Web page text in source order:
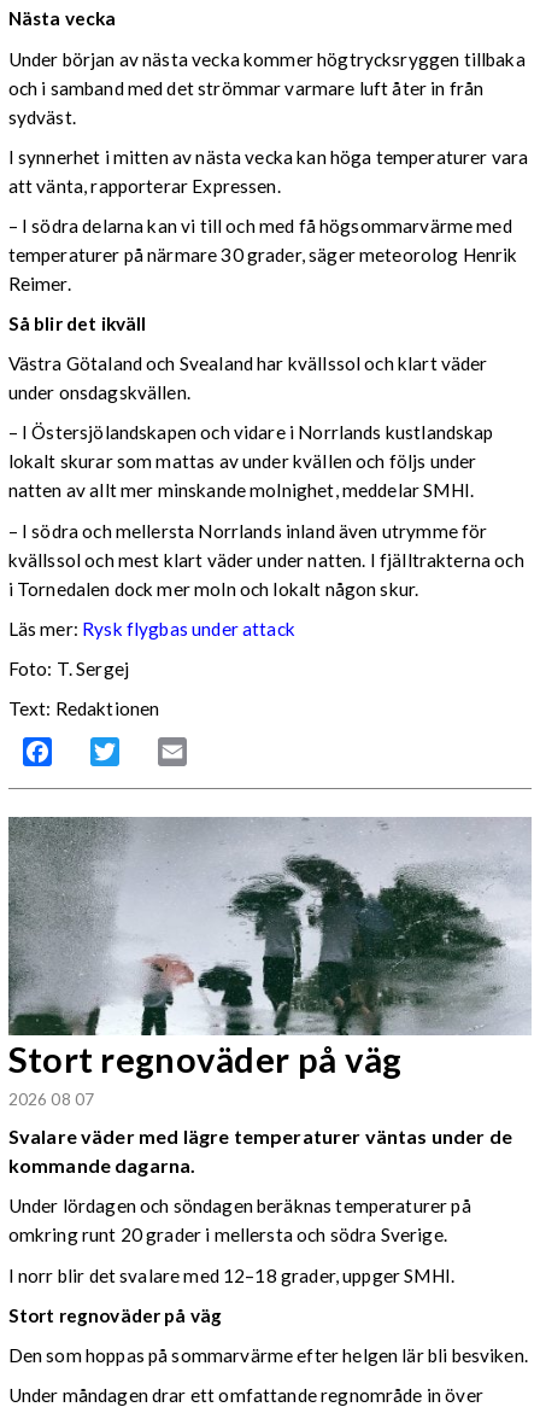
Nästa vecka
Under början av nästa vecka kommer högtrycksryggen tillbaka
och i samband med det strömmar varmare luft åter in från
sydväst.
I synnerhet i mitten av nästa vecka kan höga temperaturer vara
att vänta, rapporterar Expressen.
– I södra delarna kan vi till och med få högsommarvärme med
temperaturer på närmare 30 grader, säger meteorolog Henrik
Reimer.
Så blir det ikväll
Västra Götaland och Svealand har kvällssol och klart väder
under onsdagskvällen.
– I Östersjölandskapen och vidare i Norrlands kustlandskap
lokalt skurar som mattas av under kvällen och följs under
natten av allt mer minskande molnighet, meddelar SMHI.
– I södra och mellersta Norrlands inland även utrymme för
kvällssol och mest klart väder under natten. I fjälltrakterna och
i Tornedalen dock mer moln och lokalt någon skur.
Läs mer: Rysk flygbas under attack
Foto: T. Sergej
Text: Redaktionen
Facebook Twitter
Stort regnoväder på väg
2026 08 07
Svalare väder med lägre temperaturer väntas under de
kommande dagarna.
Under lördagen och söndagen beräknas temperaturer på
omkring runt 20 grader i mellersta och södra Sverige.
I norr blir det svalare med 12–18 grader, uppger SMHI.
Stort regnoväder på väg
Den som hoppas på sommarvärme efter helgen lär bli besviken.
Under måndagen drar ett omfattande regnområde in över